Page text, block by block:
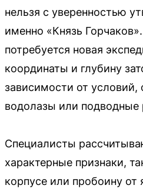
нельзя с уверенностью
именно «Князь
потребуется новая
координаты и глубину
зависимости от условий,
водолазы или подводные
Специалисты
характерные признаки,
корпусе или пробоину